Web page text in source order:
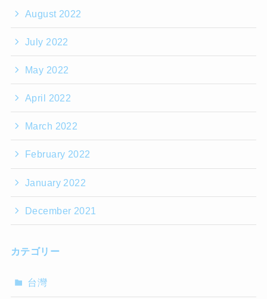
August 2022
July 2022
May 2022
April 2022
March 2022
February 2022
January 2022
December 2021
カテゴリー
台灣